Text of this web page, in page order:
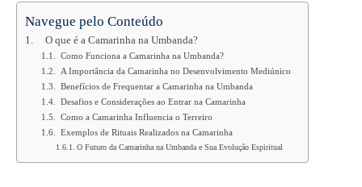
Navegue pelo Conteúdo
O que é a Camarinha na Umbanda?
Como Funciona a Camarinha na Umbanda?
A Importância da Camarinha no Desenvolvimento Mediúnico
Benefícios de Frequentar a Camarinha na Umbanda
Desafios e Considerações ao Entrar na Camarinha
Como a Camarinha Influencia o Terreiro
Exemplos de Rituais Realizados na Camarinha
O Futuro da Camarinha na Umbanda e Sua Evolução Espiritual